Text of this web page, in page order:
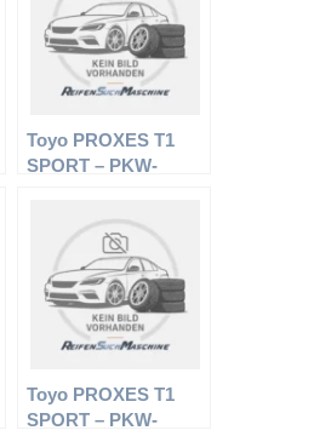
Toyo PROXES T1
SPORT – PKW-
Toyo PROXES T1
SPORT – PKW-